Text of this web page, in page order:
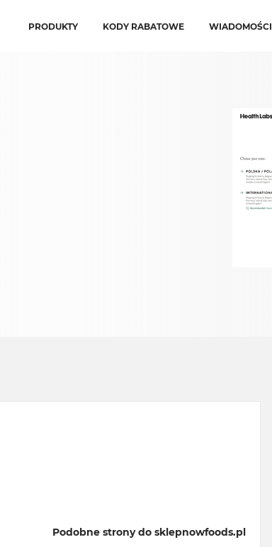
PRODUKTY KODY RABATOWE WIADOMOŚCI
Podobne strony do sklepnowfoods.pl